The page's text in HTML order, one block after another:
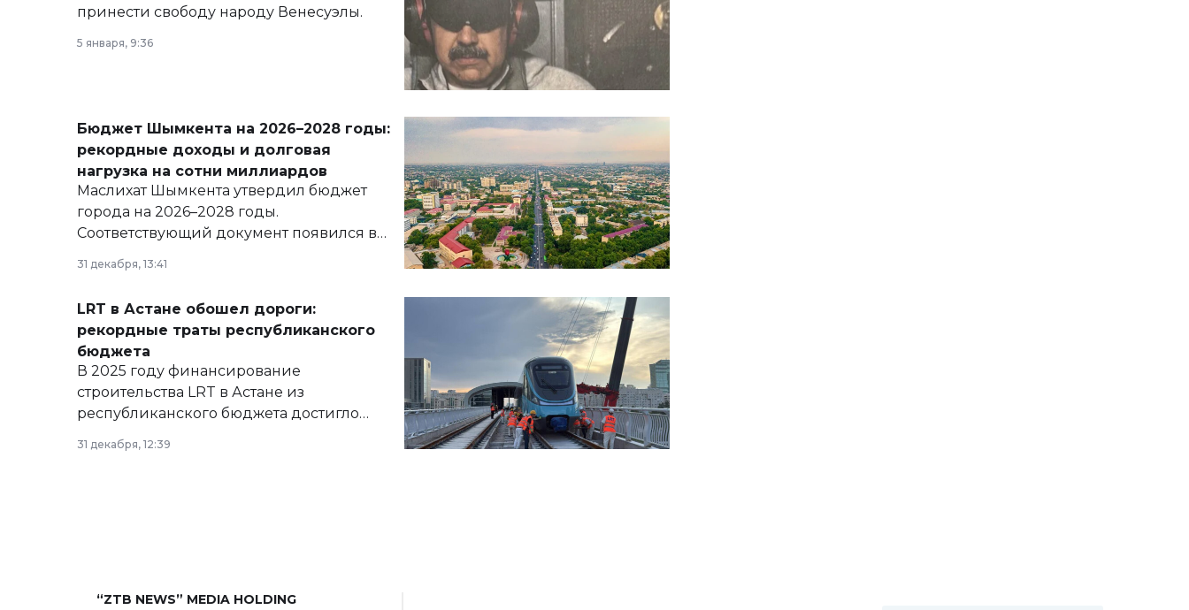
принести свободу народу Венесуэлы.
5 января, 9:36
Бюджет Шымкента на 2026–2028 годы:
рекордные доходы и долговая
нагрузка на сотни миллиардов
Маслихат Шымкента утвердил бюджет
города на 2026–2028 годы.
Соответствующий документ появился в
базе нормативных правовых актов и на
сайте маслихат города.
31 декабря, 13:41
LRT в Астане обошел дороги:
рекордные траты республиканского
бюджета
В 2025 году финансирование
строительства LRT в Астане из
республиканского бюджета достигло
рекордных объемов.
31 декабря, 12:39
“ZTB NEWS” MEDIA HOLDING